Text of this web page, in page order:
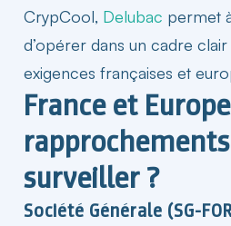
CrypCool, Delubac permet
d’opérer dans un cadre
exigences françaises et
France et
surveiller ?
Société Générale (SG-